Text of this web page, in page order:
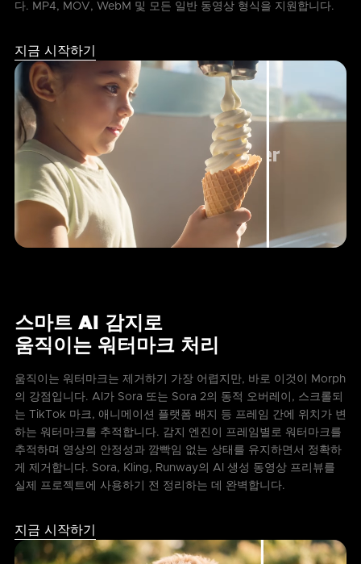
다. MP4, MOV, WebM 및 모든 일반 동영상 형식을 지원합니다.
지금 시작하기
스마트 AI 감지로
움직이는 워터마크 처리
움직이는 워터마크는 제거하기 가장 어렵지만, 바로 이것이 Morph
의 강점입니다. AI가 Sora 또는 Sora 2의 동적 오버레이, 스크롤되
는 TikTok 마크, 애니메이션 플랫폼 배지 등 프레임 간에 위치가 변
하는 워터마크를 추적합니다. 감지 엔진이 프레임별로 워터마크를
추적하며 영상의 안정성과 깜빡임 없는 상태를 유지하면서 정확하
게 제거합니다. Sora, Kling, Runway의 AI 생성 동영상 프리뷰를
실제 프로젝트에 사용하기 전 정리하는 데 완벽합니다.
지금 시작하기